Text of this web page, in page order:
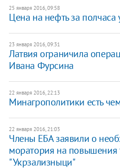
25 января 2016, 09:58
Цена на нефть за полчаса
23 января 2016, 09:31
Латвия ограничила
Ивана Фурсина
22 января 2016, 22:13
Минагрополитики есть
22 января 2016, 21:03
Члены ЕБА заявили о
моратория на повышения
"Укрзализныци"